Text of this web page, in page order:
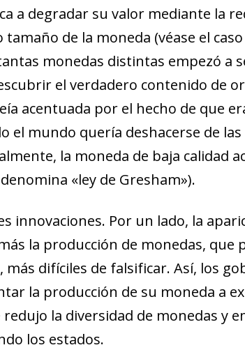
a degradar su valor mediante la
de la moneda (véase el
monedas distintas empezó a
el verdadero contenido de
acentuada por el hecho de que
el mundo quería deshacerse de
la moneda de baja calidad
«ley de Gresham»).
innovaciones. Por un lado, la
la producción de monedas, que
difíciles de falsificar. Así, los
la producción de su moneda a
la diversidad de monedas y
los estados.